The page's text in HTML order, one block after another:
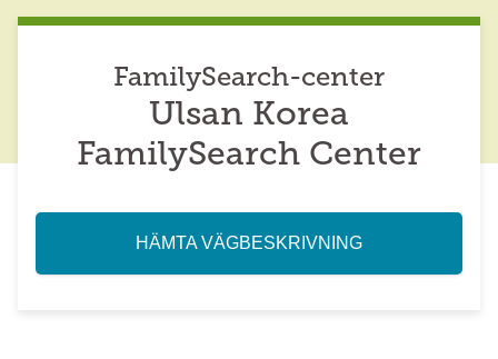
FamilySearch-center
Ulsan Korea
FamilySearch Center
HÄMTA VÄGBESKRIVNING